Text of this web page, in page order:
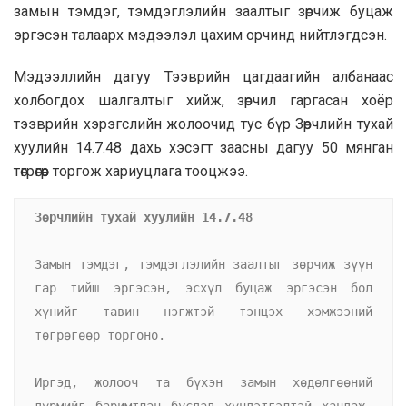
замын тэмдэг, тэмдэглэлийн заалтыг зөрчиж буцаж
эргэсэн талаарх мэдээлэл цахим орчинд нийтлэгдсэн.
Мэдээллийн дагуу Тээврийн цагдаагийн албанаас
холбогдох шалгалтыг хийж, зөрчил гаргасан хоёр
тээврийн хэрэгслийн жолоочид тус бүр Зөрчлийн тухай
хуулийн 14.7.48 дахь хэсэгт заасны дагуу 50 мянган
төгрөгөөр торгож хариуцлага тооцжээ.
Зөрчлийн тухай хуулийн 14.7.48
3амын тэмдэг, тэмдэглэлийн заалтыг зөрчиж зүүн
гар тийш эргэсэн, эсхүл буцаж эргэсэн бол
хүнийг тавин нэгжтэй тэнцэх хэмжээний
төгрөгөөр торгоно.
Иргэд, жолооч та бүхэн замын хөдөлгөөний